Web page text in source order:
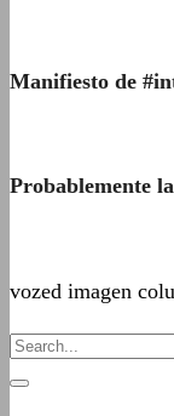
Manifiesto de
Probablemente
vozed imagen